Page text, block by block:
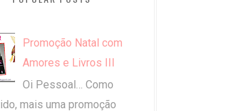
Promoção Natal com
Amores e Livros III
Oi Pessoal… Como
mais uma promoção